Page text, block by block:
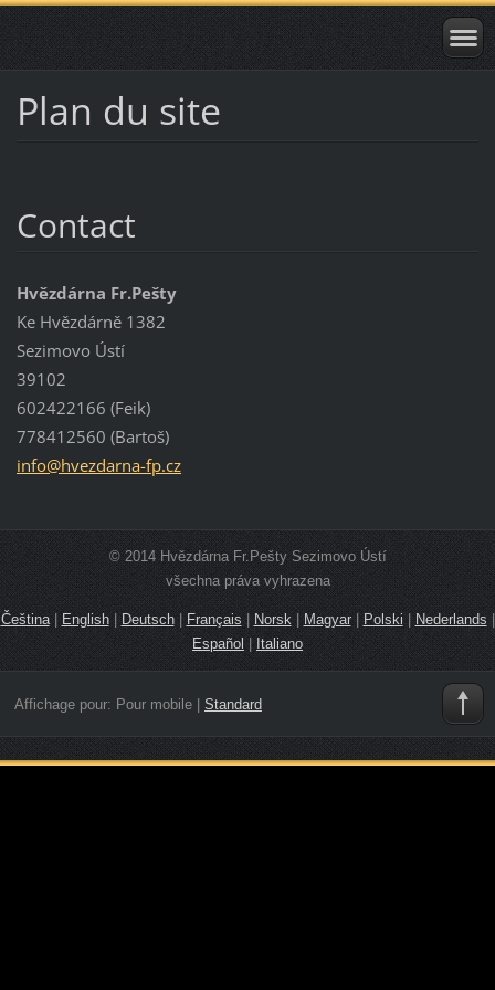
Plan du site
Contact
Hvězdárna Fr.Pešty
Ke Hvězdárně 1382
Sezimovo Ústí
39102
602422166 (Feik)
778412560 (Bartoš)
info@hvezdarna-fp.cz
© 2014 Hvězdárna Fr.Pešty Sezimovo Ústí
všechna práva vyhrazena
Čeština| English|Deutsch| Français | Norsk | Magyar| Polski | Nederlands |
Español | Italiano
Affichage pour: Pour mobile| Standard